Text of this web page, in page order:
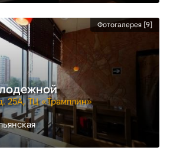
Фотогалерея [9]
25А, ТЦ «Трамплин»